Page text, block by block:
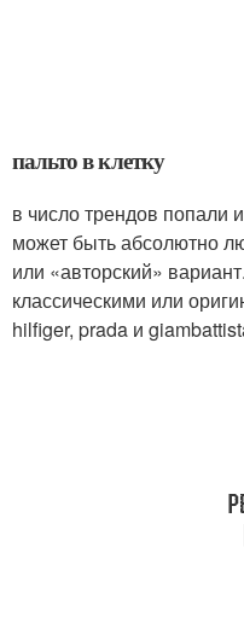
пальто в клетку
в число трендов попали
может быть абсолютно
или «авторский»
классическими или
hilfiger, prada и